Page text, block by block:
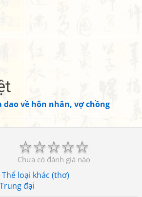
dao về hôn nhân, vợ chồng
☆
☆
☆
☆
☆
Chưa có đánh giá nào
Thể loại khác (thơ)
Trung đại